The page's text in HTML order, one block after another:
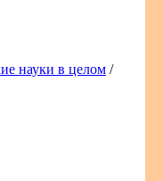
науки в целом /